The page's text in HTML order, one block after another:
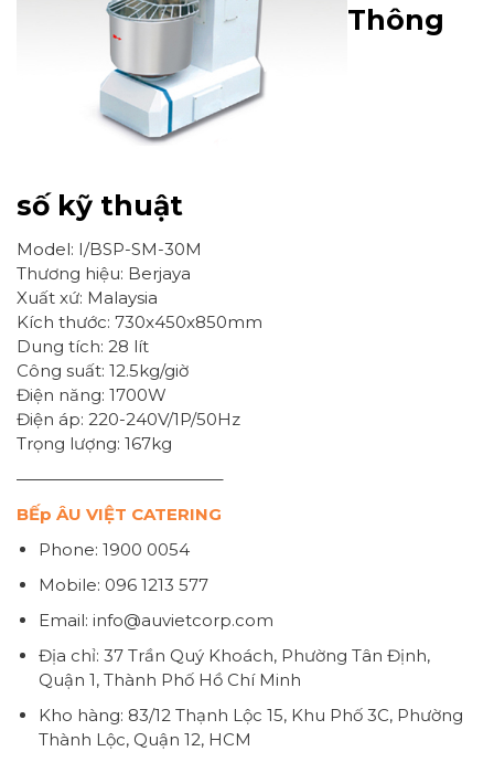
Thông
số kỹ thuật
Model: I/BSP-SM-30M
Thương hiệu: Berjaya
Xuất xứ: Malaysia
Kích thước: 730x450x850mm
Dung tích: 28 lít
Công suất: 12.5kg/giờ
Điện năng: 1700W
Điện áp: 220-240V/1P/50Hz
Trọng lượng: 167kg
————————————–
BẾp ÂU VIỆT CATERING
Phone: 1900 0054
Mobile: 096 1213 577
Email: info@auvietcorp.com
Địa chỉ: 37 Trần Quý Khoách, Phường Tân Định,
Quận 1, Thành Phố Hồ Chí Minh
Kho hàng: 83/12 Thạnh Lộc 15, Khu Phố 3C, Phường
Thành Lộc, Quận 12, HCM